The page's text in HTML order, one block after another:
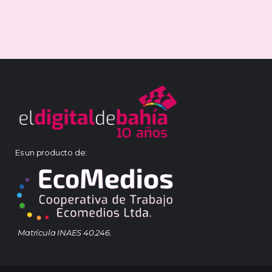
Es un producto de:
Matrícula INAES 40.246.